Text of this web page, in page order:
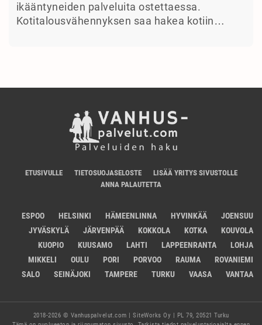
ikääntyneiden palveluita ostettaessa.
Kotitalousvähennyksen saa hakea kotiin…
ETUSIVULLE TIETOSUOJASELOSTE
LISÄÄ YRITYS SIVUSTOLLE
ANNA PALAUTETTA
ESPOO HELSINKI HÄMEENLINNA HYVINKÄÄ
JOENSUU
JYVÄSKYLÄ
JÄRVENPÄÄ KOKKOLA KOTKA
KOUVOLA
KUOPIO
KUUSAMO LAHTI LAPPEENRANTA
LOHJA
MIKKELI
OULU PORI PORVOO RAUMA
ROVANIEMI
SALO
SEINÄJOKI TAMPERE TURKU VAASA VANTAA
2018-2026 © Vanhuspalvelut.com | SiteWorks Oy | PL 79, 20521 Turku